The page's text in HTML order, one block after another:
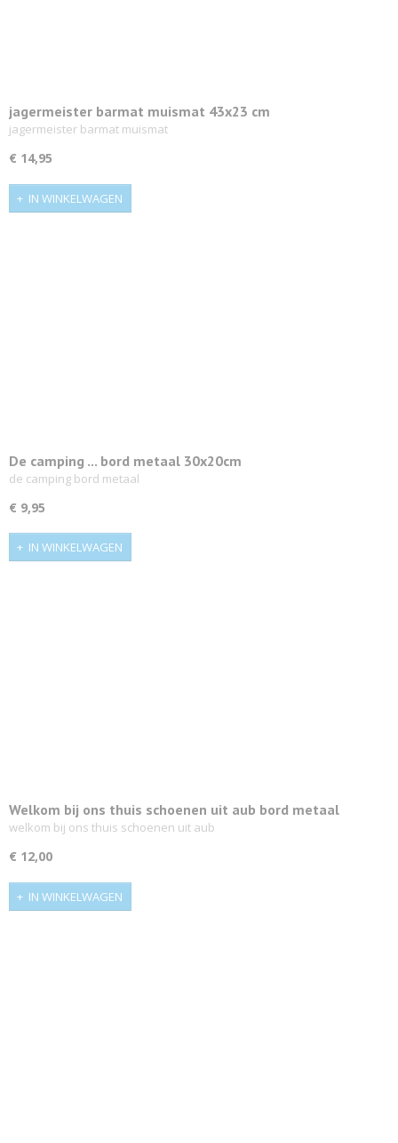
jagermeister barmat muismat 43x23 cm
jagermeister barmat muismat
€ 14,95
IN WINKELWAGEN
De camping ... bord metaal 30x20cm
de camping bord metaal
€ 9,95
IN WINKELWAGEN
Welkom bij ons thuis schoenen uit aub bord metaal
30x20cm
welkom bij ons thuis schoenen uit aub
€ 12,00
IN WINKELWAGEN